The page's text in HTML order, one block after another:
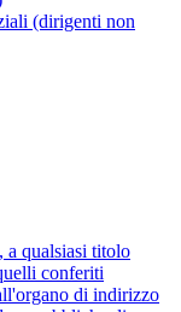
(dirigenti non
qualsiasi titolo
conferiti
di indirizzo